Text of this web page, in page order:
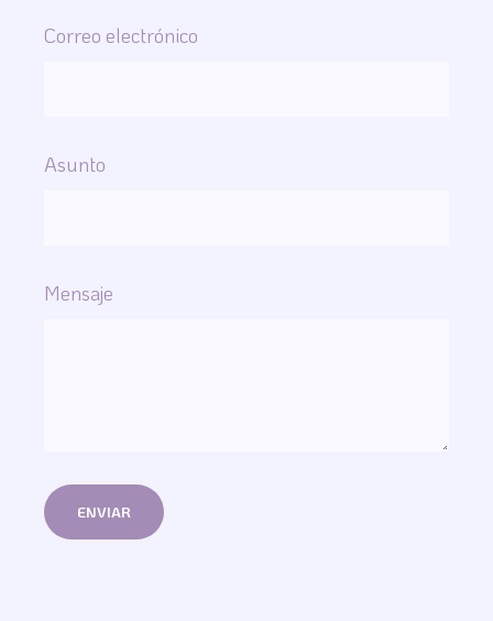
Correo electrónico
Asunto
Mensaje